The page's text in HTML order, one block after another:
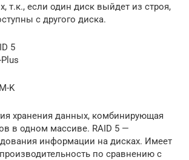
т.к., если один диск выйдет из строя,
с другого диска.
5
K
хранения данных, комбинирующая
в одном массиве. RAID 5 —
информации на дисках. Имеет
по сравнению с